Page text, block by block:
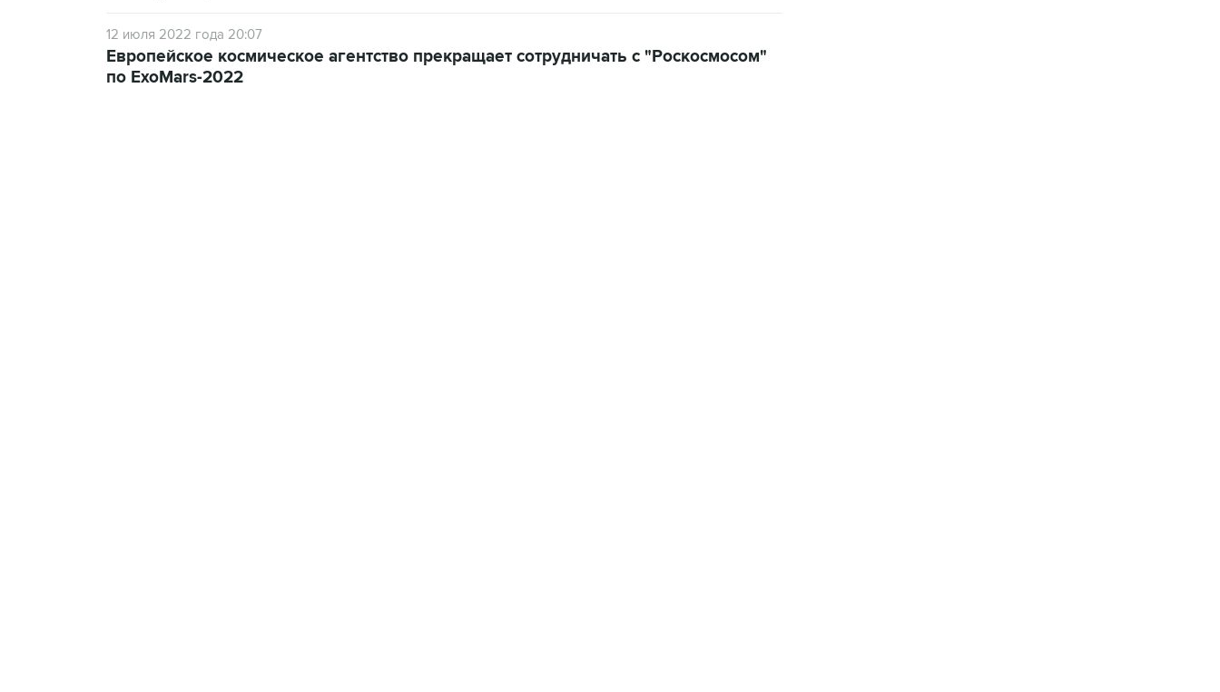
12 июля 2022 года 20:07
Европейское космическое агентство прекращает сотрудничать с "Роскосмосом"
по ExoMars-2022